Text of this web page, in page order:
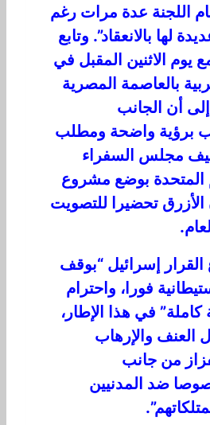
اللجنة عدة مرات رغم
لها بالانعقاد”. وتابع
يوم الاثنين المقبل في
بالعاصمة المصرية
إلى أن الجانب
برؤية واضحة ومطلب
مجلس السفراء
المتحدة بوضع مشروع
الأزرق تحضيرا للتصويت
إسرائيل “بوقف
فورا، واحترام
كاملة” في هذا الإطار،
العنف والإرهاب
من جانب
ضد المدنيين